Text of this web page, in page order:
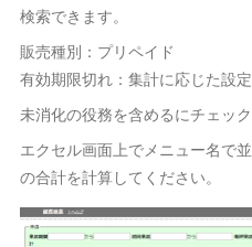
検索できます。
販売種別：プリペイド
有効期限切れ：集計に応じた設定
未消化の役務を含めるにチェッ
エクセル画面上でメニュー名で
の合計を計算してください。